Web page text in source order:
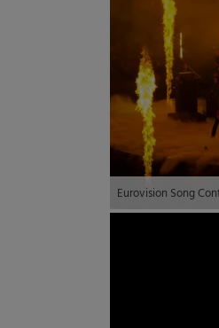
Eurovision Song